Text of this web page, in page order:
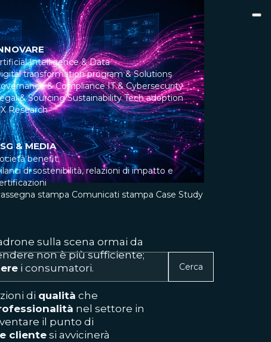
Intelligence & Data
transformation program & Solutions
& Compliance IT & Cybersecurity
& Sourcing Sustainability Tech adoption
Research
& MEDIA
benefit
di sostenibilità, relazioni di impatto e
stampa Comunicati stampa Case Study
Cerca
sulla scena ormai da
non è più sufficiente;
i consumatori.
di qualità che
nel settore in
il punto di
cliente si avvicinerà